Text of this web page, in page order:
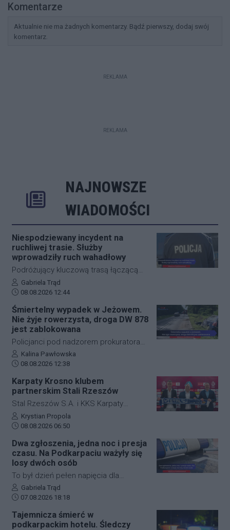
Komentarze
Aktualnie nie ma żadnych komentarzy. Bądź pierwszy, dodaj swój
komentarz.
REKLAMA
REKLAMA
NAJNOWSZE
WIADOMOŚCI
Niespodziewany incydent na
ruchliwej trasie. Służby
wprowadziły ruch wahadłowy
Podróżujący kluczową trasą łączącą
Jasło z Gorlicami muszą uzbroić się w
cierpliwość. Niespodziewane
zdarzenie drogowe w miejscowości
Przysieki doprowadziło do utrudnień na
drodze krajowej nr 28. Na miejscu
natychmiast pojawiła się policja, która
wprowadziła zmianę w organizacji
ruchu, by zabezpieczyć teren i uniknąć
Autor artykułu:
Gabriela Trąd
Data dodania artykułu:
08.08.2026 12:44
Śmiertelny wypadek w Jeżowem.
Nie żyje rowerzysta, droga DW 878
jest zablokowana
Policjanci pod nadzorem prokuratora
ustalają szczegółowe okoliczności
tragicznego wypadku, do którego
Jeżowe w powiecie niżańskim. W
wyniku zderzenia samochodu
osobowego z rowerzystą, śmierć na
miejscu poniósł kierujący jednośladem.
Droga wojewódzka nr 878 jest
całkowicie zablokowana.
Autor artykułu:
Kalina Pawłowska
Data dodania artykułu:
08.08.2026 12:38
Karpaty Krosno klubem
partnerskim Stali Rzeszów
Stal Rzeszów S.A. i KKS Karpaty
Krosno rozpoczęły oficjalną
współpracę. Kluby podpisały
długoterminową umowę partnerską,
która ma obejmować m.in. wymianę
doświadczeń, rozwój szkolenia
młodzieży oraz obserwację i
pozyskiwanie utalentowanych
zawodników z regionu.
Autor artykułu:
Krystian Propola
Data dodania artykułu:
08.08.2026 06:50
Dwa zgłoszenia, jedna noc i presja
czasu. Na Podkarpaciu ważyły się
losy dwóch osób
To był dzień pełen napięcia dla
funkcjonariuszy z powiatu niżańskiego.
W ciągu zaledwie kilkunastu godzin
służby ratunkowe musiały
przeprowadzić dwie niezależne,
Autor artykułu:
Gabriela Trąd
Data dodania artykułu:
07.08.2026 18:18
Tajemnicza śmierć w
podkarpackim hotelu. Śledczy